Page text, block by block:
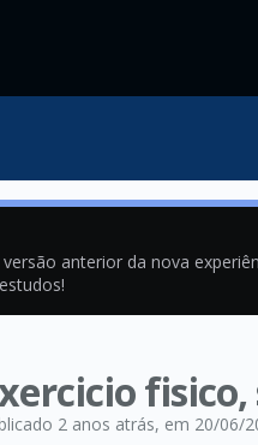
anterior da nova
2 anos atrás, em 20/06/